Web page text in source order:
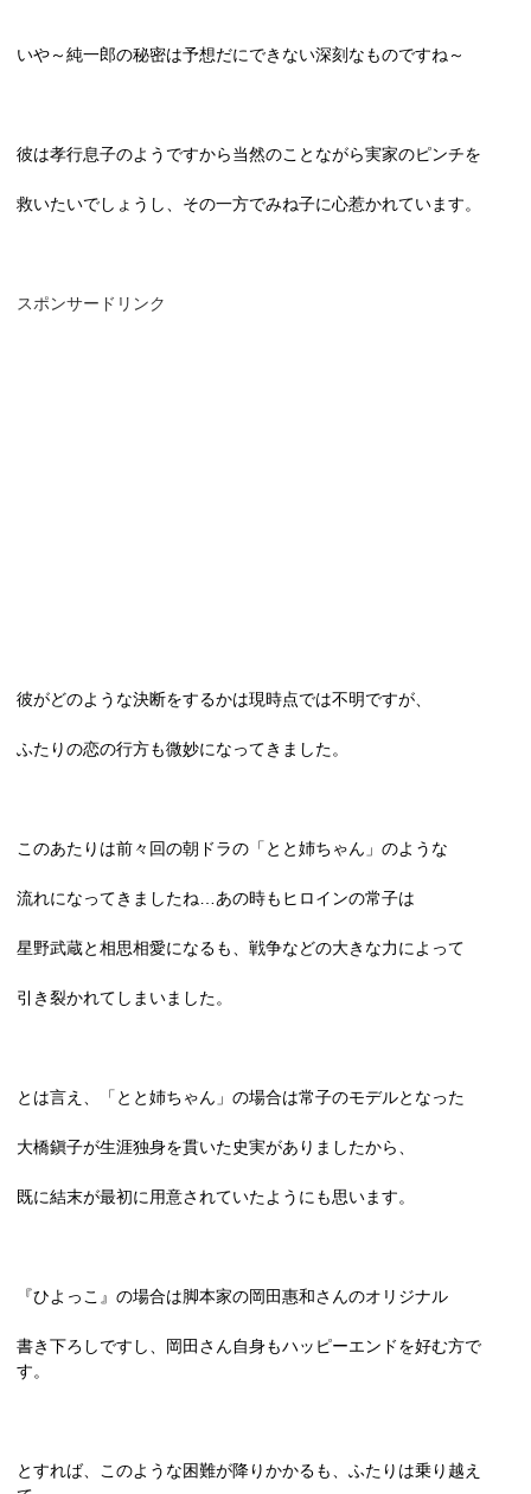
いや～純一郎の秘密は予想だにできない深刻なものですね～
彼は孝行息子のようですから当然のことながら実家のピンチを
救いたいでしょうし、その一方でみね子に心惹かれています。
スポンサードリンク
彼がどのような決断をするかは現時点では不明ですが、
ふたりの恋の行方も微妙になってきました。
このあたりは前々回の朝ドラの「とと姉ちゃん」のような
流れになってきましたね…あの時もヒロインの常子は
星野武蔵と相思相愛になるも、戦争などの大きな力によって
引き裂かれてしまいました。
とは言え、「とと姉ちゃん」の場合は常子のモデルとなった
大橋鎭子が生涯独身を貫いた史実がありましたから、
既に結末が最初に用意されていたようにも思います。
『ひよっこ』の場合は脚本家の岡田惠和さんのオリジナル
書き下ろしですし、岡田さん自身もハッピーエンドを好む方で
す。
とすれば、このような困難が降りかかるも、ふたりは乗り越え